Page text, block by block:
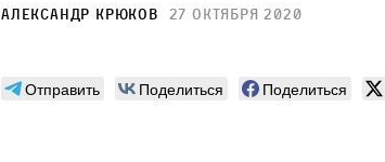
Александр Крюков 27 октября 2020
Отправить Поделиться Поделиться